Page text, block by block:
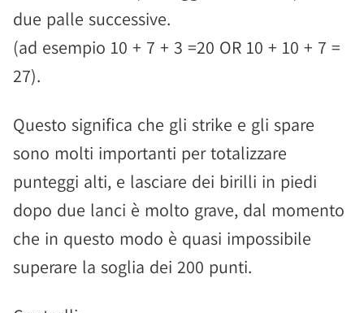
due palle successive.
(ad esempio 10 + 7 + 3 =20 OR 10 + 10 + 7 =
27).
Questo significa che gli strike e gli spare
sono molti importanti per totalizzare
punteggi alti, e lasciare dei birilli in piedi
dopo due lanci è molto grave, dal momento
che in questo modo è quasi impossibile
superare la soglia dei 200 punti.